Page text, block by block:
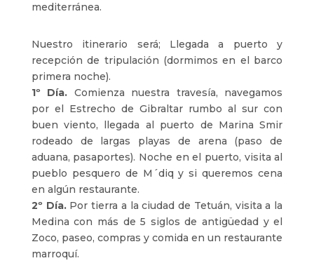
mediterránea.
Nuestro itinerario será; Llegada a puerto y
recepción de tripulación (dormimos en el barco
primera noche).
1º Día. Comienza nuestra travesía, navegamos
por el Estrecho de Gibraltar rumbo al sur con
buen viento, llegada al puerto de Marina Smir
rodeado de largas playas de arena (paso de
aduana, pasaportes). Noche en el puerto, visita al
pueblo pesquero de M´diq y si queremos cena
en algún restaurante.
2º Día.Por tierra a la ciudad de Tetuán, visita a la
Medina con más de 5 siglos de antigüedad y el
Zoco, paseo, compras y comida en un restaurante
marroquí.